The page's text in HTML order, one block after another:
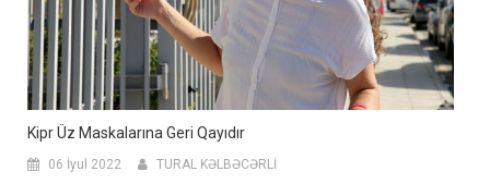
Kipr Üz Maskalarına Geri Qayıdır
06 İyul 2022 TURAL KƏLBƏCƏRLİ